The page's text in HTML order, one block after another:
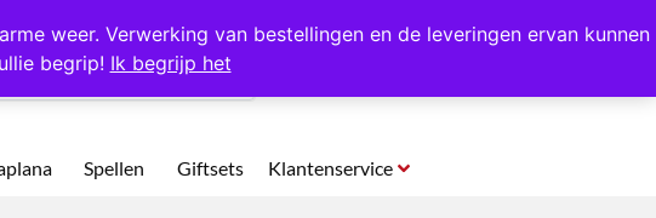
weer. Verwerking van bestellingen en de leveringen ervan kunnen
begrip! Ik begrijp het
Gratis op te halen in Hansweert
Spellen Giftsets Klantenservice